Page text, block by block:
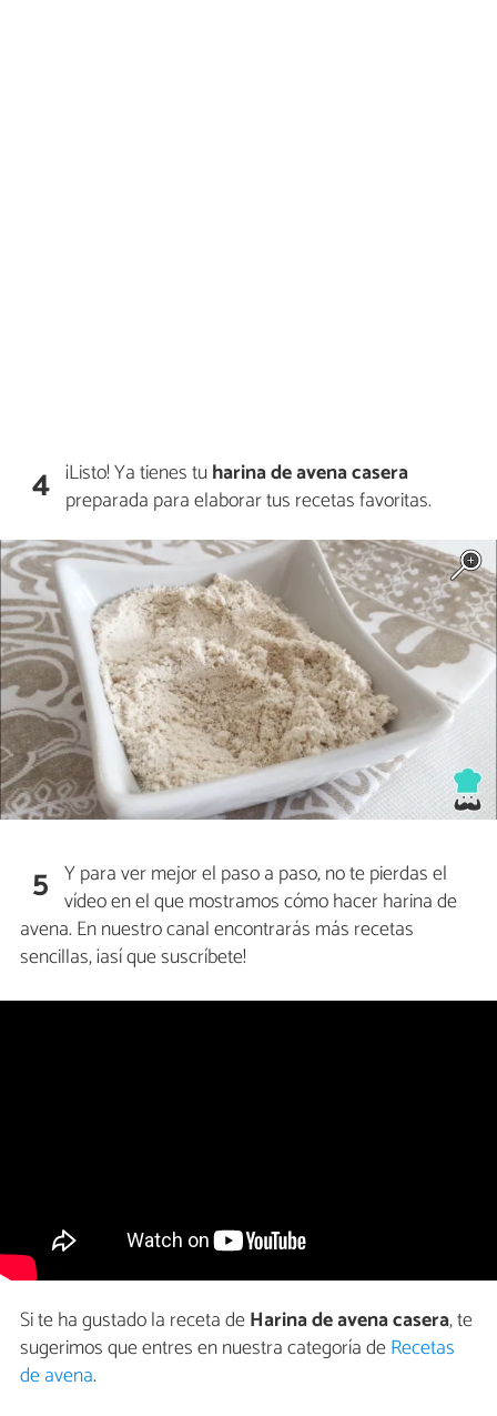
4 ¡Listo! Ya tienes tuharina de avena casera
preparada para elaborar tus recetas favoritas.
5 Y para ver mejor el paso a paso, no te pierdas el
vídeo en el que mostramos cómo hacer harina de
avena. En nuestro canal encontrarás más recetas
sencillas, ¡así que suscríbete!
Si te ha gustado la receta deHarina de avena casera, te
sugerimos que entres en nuestra categoría deRecetas
de avena.